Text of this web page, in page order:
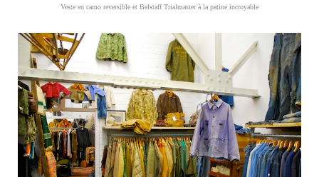
Veste en camo reversible et Belstaff Trialmaster à la patine incroyable